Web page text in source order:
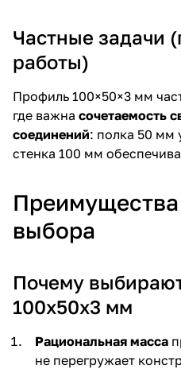
Частные задачи
работы)
Профиль 100×50×3 мм
где важна сочетаемость
соединений: полка 50 мм
стенка 100 мм
выбора
Почему
100х50х3 мм
Рациональная масса
не перегружает